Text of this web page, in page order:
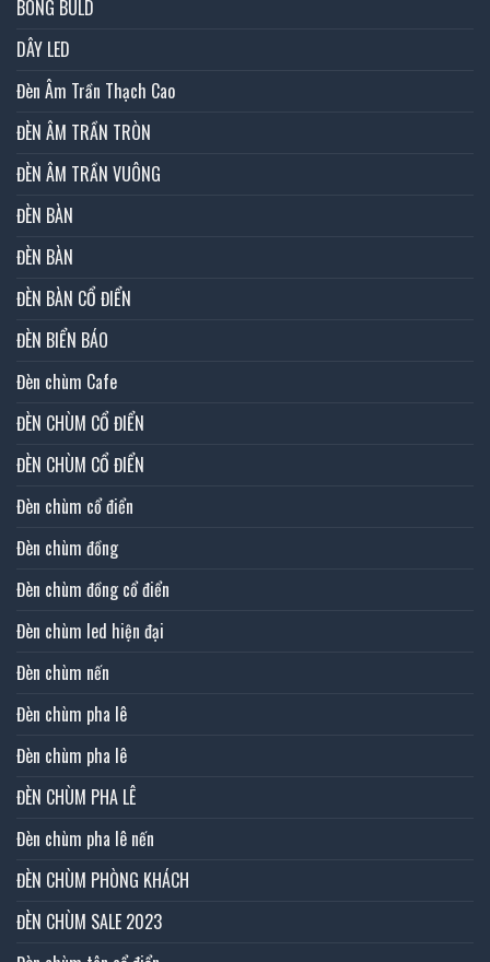
BÓNG BULD
DÂY LED
Đèn Âm Trần Thạch Cao
ĐÈN ÂM TRẦN TRÒN
ĐÈN ÂM TRẦN VUÔNG
ĐÈN BÀN
ĐÈN BÀN
ĐÈN BÀN CỔ ĐIỂN
ĐÈN BIỂN BÁO
Đèn chùm Cafe
ĐÈN CHÙM CỔ ĐIỂN
ĐÈN CHÙM CỔ ĐIỂN
Đèn chùm cổ điển
Đèn chùm đồng
Đèn chùm đồng cổ điển
Đèn chùm led hiện đại
Đèn chùm nến
Đèn chùm pha lê
Đèn chùm pha lê
ĐÈN CHÙM PHA LÊ
Đèn chùm pha lê nến
ĐÈN CHÙM PHÒNG KHÁCH
ĐÈN CHÙM SALE 2023